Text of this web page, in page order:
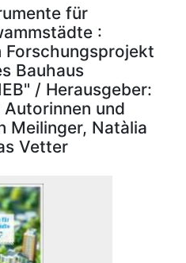
für
:
Forschungsprojekt
Bauhaus
/ Herausgeber:
und
Meilinger, Natàlia
Vetter